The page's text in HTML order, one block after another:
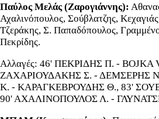
Παύλος Μελάς (Ζαρογιάννης):
Αχαλινόπουλος, Σούβλατζης,
Τζεράκης, Σ. Παπαδόπουλος,
Πεκρίδης.
Αλλαγές: 46' ΠΕΚΡΙΔΗΣ Π. - BOJKA
ΖΑΧΑΡΙΟΥΔΑΚΗΣ Σ. - ΔΕΜΣΕΡΗΣ
Κ. - ΚΑΡΑΓΚΕΒΡΟΥΔΗΣ Θ., 83'
90' ΑΧΑΛΙΝΟΠΟΥΛΟΣ Λ. -